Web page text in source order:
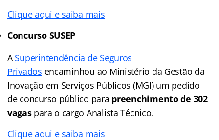
Clique aqui e saiba mais
Concurso SUSEP
ASuperintendência de Seguros
Privados encaminhou ao Ministério da Gestão da
Inovação em Serviços Públicos (MGI) um pedido
de concurso público para preenchimento de 302
vagas para o cargo Analista Técnico.
Clique aqui e saiba mais